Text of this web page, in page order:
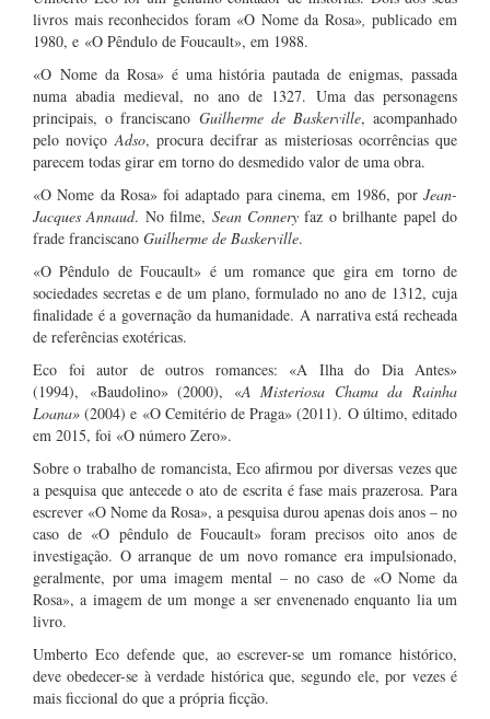
livros mais reconhecidos foram «O Nome da Rosa»,publicado em
1980, e «O Pêndulo de Foucault», em 1988.
«O Nome da Rosa» é uma história pautada de enigmas, passada
numa abadia medieval, no ano de 1327. Uma das personagens
principais, o franciscano Guilherme de Baskerville, acompanhado
pelo noviçoAdso, procura decifrar as misteriosas ocorrências que
parecem todas girar em torno do desmedido valor de uma obra.
«O Nome da Rosa» foi adaptado para cinema, em 1986, por Jean-
Jacques Annaud. No filme, Sean Connery faz o brilhante papel do
frade franciscano Guilherme de Baskerville.
«O Pêndulo de Foucault» é um romance que gira em torno de
sociedades secretas e de um plano, formulado no ano de 1312, cuja
finalidade é a governação da humanidade. A narrativa está recheada
de referências exotéricas.
Eco foi autor de outros romances: «A Ilha do Dia Antes»
(1994), «Baudolino» (2000), «A Misteriosa Chama da Rainha
Loana»(2004) e «O Cemitério de Praga» (2011). O último, editado
em 2015, foi «O número Zero».
Sobre o trabalho de romancista, Eco afirmou por diversas vezes que
a pesquisa que antecede o ato de escrita é fase mais prazerosa. Para
escrever «O Nome da Rosa», a pesquisa durou apenas dois anos – no
caso de «O pêndulo de Foucault» foram precisos oito anos de
investigação. O arranque de um novo romance era impulsionado,
geralmente, por uma imagem mental – no caso de «O Nome da
Rosa», a imagem de um monge a ser envenenado enquanto lia um
livro.
Umberto Eco defende que, ao escrever-se um romance histórico,
deve obedecer-se à verdade histórica que, segundo ele, por vezes é
mais ficcional do que a própria ficção.